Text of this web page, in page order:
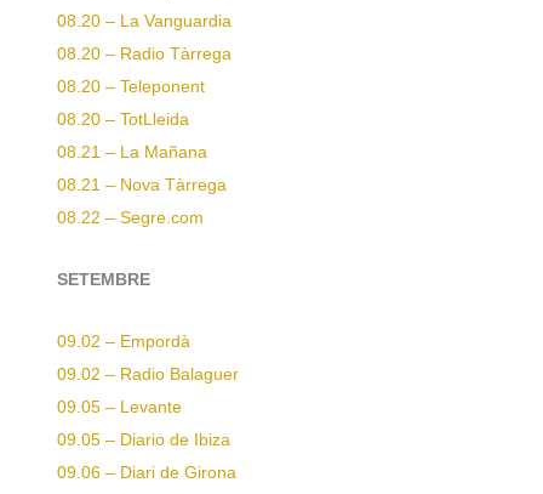
08.20 – La Vanguardia
08.20 – Radio Tàrrega
08.20 – Teleponent
08.20 – TotLleida
08.21 – La Mañana
08.21 – Nova Tàrrega
08.22 – Segre.com
SETEMBRE
09.02 – Empordà
09.02 – Radio Balaguer
09.05 – Levante
09.05 – Diario de Ibiza
09.06 – Diari de Girona